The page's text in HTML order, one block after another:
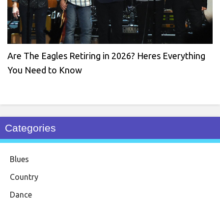
Are The Eagles Retiring in 2026? Heres Everything
You Need to Know
Categories
Blues
Country
Dance